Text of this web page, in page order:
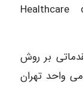
بر روش
واحد تهران